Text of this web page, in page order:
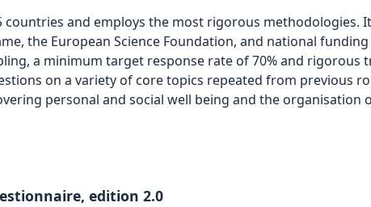
and employs the most rigorous methodologies.
the European Science Foundation, and national
a minimum target response rate of 70% and rigorous
on a variety of core topics repeated from previous
personal and social well being and the organisation
edition 2.0